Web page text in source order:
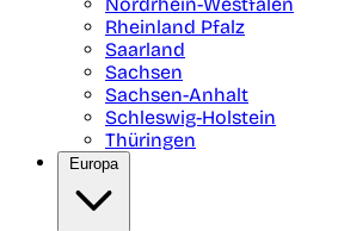
Rheinland Pfalz
Saarland
Sachsen
Sachsen-Anhalt
Schleswig-Holstein
Thüringen
Europa